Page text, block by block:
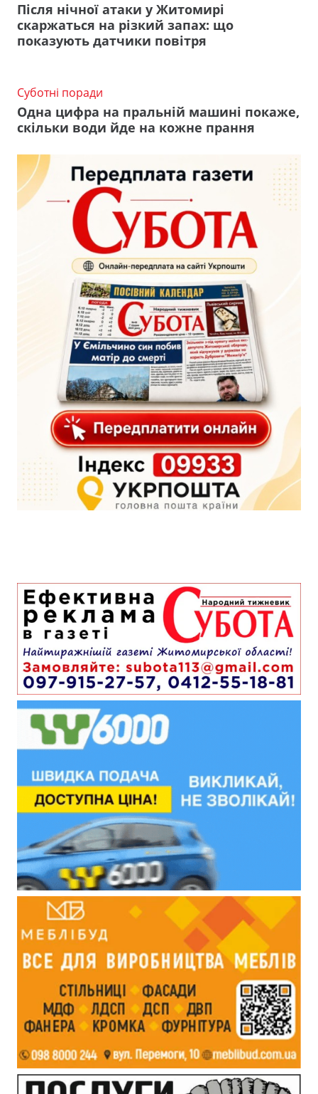
Після нічної атаки у Житомирі
скаржаться на різкий запах: що
показують датчики повітря
Суботні поради
Одна цифра на пральній машині покаже,
скільки води йде на кожне прання